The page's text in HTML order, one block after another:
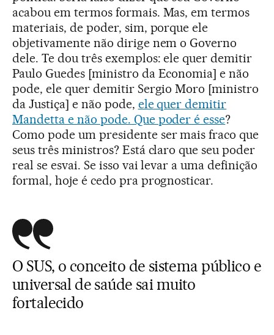
acabou em termos formais. Mas, em termos
materiais, de poder, sim, porque ele
objetivamente não dirige nem o Governo
dele. Te dou três exemplos: ele quer demitir
Paulo Guedes [ministro da Economia] e não
pode, ele quer demitir Sergio Moro [ministro
da Justiça] e não pode, ele quer demitir
Mandetta e não pode. Que poder é esse?
Como pode um presidente ser mais fraco que
seus três ministros? Está claro que seu poder
real se esvai. Se isso vai levar a uma definição
formal, hoje é cedo pra prognosticar.
O SUS, o conceito de sistema público e
universal de saúde sai muito
fortalecido